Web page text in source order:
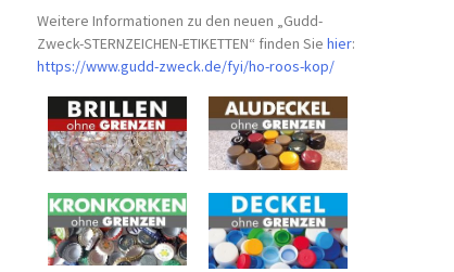
Weitere Informationen zu den neuen „Gudd-
Zweck-STERNZEICHEN-ETIKETTEN“ finden Siehier:
https://www.gudd-zweck.de/fyi/ho-roos-kop/